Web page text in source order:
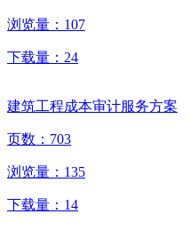
浏览量： 107
下载量： 24
建筑工程成本审计服务方案
页数： 703
浏览量： 135
下载量： 14